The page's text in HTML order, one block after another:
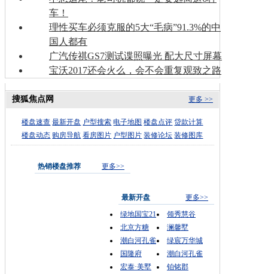
车！
理性买车必须克服的5大“毛病”91.3%的中
国人都有
广汽传祺GS7测试谍照曝光 配大尺寸屏幕
宝沃2017还会火么，会不会重复观致之路
更多 >>
搜狐焦点网
楼盘速查 最新开盘 户型搜索 电子地图 楼盘点评 贷款计算
楼盘动态 购房导航 看房图片 户型图片 装修论坛 装修图库
热销楼盘推荐 更多>>
最新开盘
更多>>
绿地国宝21
领秀慧谷
北京方糖
澜馨墅
潮白河孔雀
绿宸万华城
国隆府
潮白河孔雀
宏泰·美墅
铂铭郡